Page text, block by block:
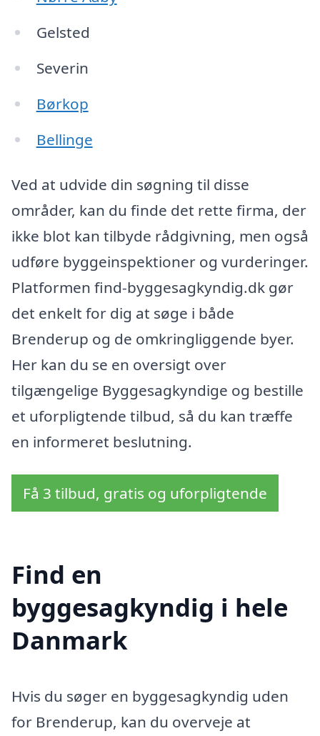
Gelsted
Severin
Børkop
Bellinge
Ved at udvide din søgning til disse
områder, kan du finde det rette firma, der
ikke blot kan tilbyde rådgivning, men også
udføre byggeinspektioner og vurderinger.
Platformen find-byggesagkyndig.dk gør
det enkelt for dig at søge i både
Brenderup og de omkringliggende byer.
Her kan du se en oversigt over
tilgængelige Byggesagkyndige og bestille
et uforpligtende tilbud, så du kan træffe
en informeret beslutning.
Få 3 tilbud, gratis og uforpligtende
Find en
byggesagkyndig i hele
Danmark
Hvis du søger en byggesagkyndig uden
for Brenderup, kan du overveje at